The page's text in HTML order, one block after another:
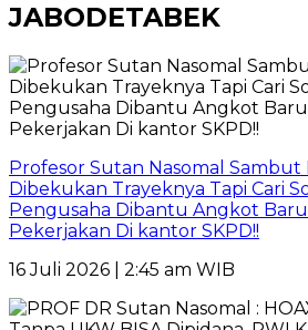
JABODETABEK
Profesor Sutan Nasomal
Dibekukan Trayeknya Tapi Cari
Pengusaha Dibantu Angkot
Pekerjakan Di kantor SKPD!!
16 Juli 2026 | 2:45 am WIB